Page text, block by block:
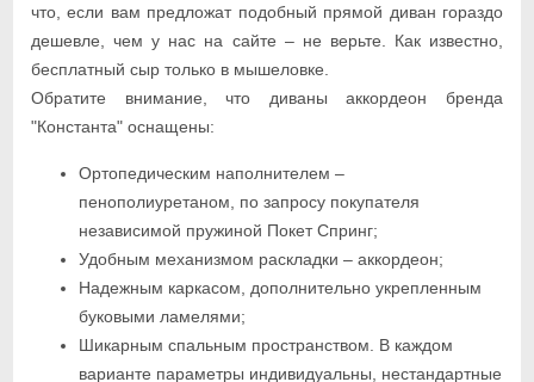
что, если вам предложат подобный прямой диван гораздо
дешевле, чем у нас на сайте – не верьте. Как известно,
бесплатный сыр только в мышеловке.
Обратите внимание, что диваны аккордеон бренда
"Константа" оснащены:
Ортопедическим наполнителем –
пенополиуретаном, по запросу покупателя
независимой пружиной Покет Спринг;
Удобным механизмом раскладки – аккордеон;
Надежным каркасом, дополнительно укрепленным
буковыми ламелями;
Шикарным спальным пространством. В каждом
варианте параметры индивидуальны, нестандартные